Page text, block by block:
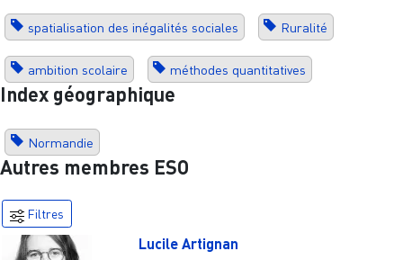
spatialisation des inégalités sociales Ruralité
ambition scolaire méthodes quantitatives
Index géographique
Normandie
Autres membres ESO
Filtres
Lucile Artignan